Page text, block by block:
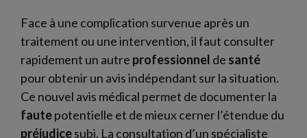
Face à une complication survenue après un
traitement ou une intervention, il faut consulter
rapidement un autre professionnel de santé
pour obtenir un avis indépendant sur la situation.
Ce nouvel avis médical permet de documenter la
fautepotentielle et de mieux cerner l’étendue du
préjudicesubi. La consultation d’un spécialiste